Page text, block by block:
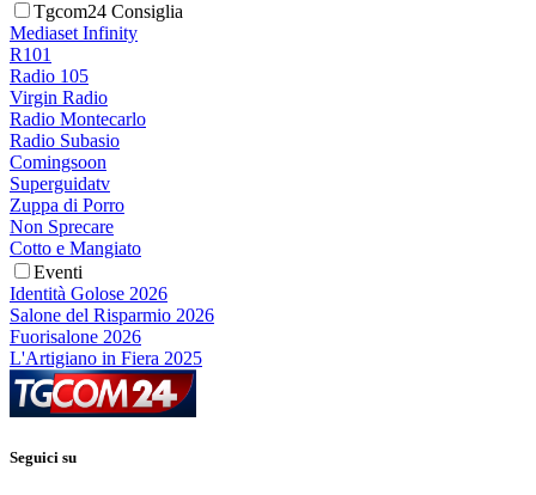
Tgcom24 Consiglia
Mediaset Infinity
R101
Radio 105
Virgin Radio
Radio Montecarlo
Radio Subasio
Comingsoon
Superguidatv
Zuppa di Porro
Non Sprecare
Cotto e Mangiato
Eventi
Identità Golose 2026
Salone del Risparmio 2026
Fuorisalone 2026
L'Artigiano in Fiera 2025
Seguici su